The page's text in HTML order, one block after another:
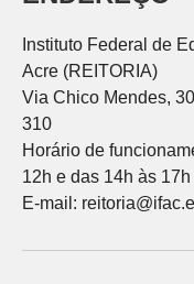
Instituto Federal de
Acre (REITORIA)
Via Chico Mendes,
310
Horário de
12h e das 14h às 17h
E-mail: